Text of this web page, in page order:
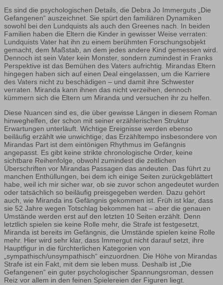
Es sind die psychologischen Details, die Debra Jo Immerguts „Die
Gefangenen“ auszeichnet. Sie spürt den familiären Dynamiken
sowohl bei den Lundquists als auch den Greenes nach. In beiden
Familien haben die Eltern die Kinder in gewisser Weise verraten:
Lundquists Vater hat ihn zu einem berühmten Forschungsobjekt
gemacht, dem Maßstab, an dem jedes andere Kind gemessen wird.
Dennoch ist sein Vater kein Monster, sondern zumindest in Franks
Perspektive ist das Bemühen des Vaters aufrichtig. Mirandas Eltern
hingegen haben sich auf einen Deal eingelassen, um die Karriere
des Vaters nicht zu beschädigen – und damit ihre Schwester
verraten. Miranda kann ihnen das nicht verzeihen, dennoch
kümmern sich die Eltern um Miranda und versuchen ihr zu helfen.
Diese Nuancen sind es, die über gewisse Längen in diesem Roman
hinweghelfen, der schon mit seiner erzählerischen Struktur
Erwartungen unterläuft. Wichtige Ereignisse werden ebenso
beiläufig erzählt wie unwichtige; das Erzähltempo insbesondere von
Mirandas Part ist dem eintönigen Rhythmus im Gefängnis
angepasst. Es gibt keine strikte chronologische Order, keine
sichtbare Reihenfolge, obwohl zumindest die zeitlichen
Überschriften vor Mirandas Passagen das andeuten. Das führt zu
manchen Enthüllungen, bei dem ich einige Seiten zurückgeblättert
habe, weil ich mir sicher war, ob sie zuvor schon angedeutet wurden
oder tatsächlich so beiläufig preisgegeben werden. Dazu gehört
auch, wie Miranda ins Gefängnis gekommen ist. Früh ist klar, dass
sie 52 Jahre wegen Totschlag bekommen hat – aber die genauen
Umstände werden erst auf den letzten 10 Seiten erzählt. Denn
letztlich spielen sie keine Rolle mehr, die Strafe ist festgesetzt,
Miranda ist bereits im Gefängnis, die Umstände spielen keine Rolle
mehr. Hier wird sehr klar, dass Immergut nicht darauf setzt, ihre
Hauptfigur in die fürchterlichen Kategorien von
„sympathisch/unsympathisch“ einzuordnen. Die Höhe von Mirandas
Strafe ist ein Fakt, mit dem sie leben muss. Deshalb ist „Die
Gefangenen“ ein guter psychologischer Spannungsroman, dessen
Reiz vor allem in den feinen Spielereien der Figuren liegt.